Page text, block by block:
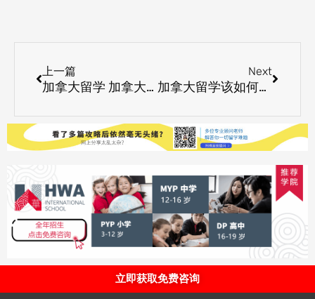
上一篇
加拿大留学 加拿大西门菲莎大学排名优势
Next
加拿大留学该如何准备与规划
立即获取免费咨询